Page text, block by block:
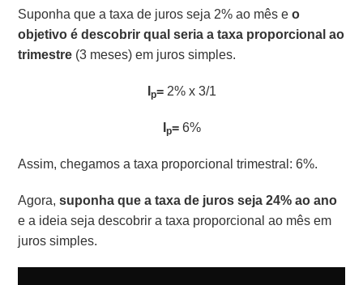
Suponha que a taxa de juros seja 2% ao mês eo
objetivo é descobrir qual seria a taxa proporcional ao
trimestre (3 meses) em juros simples.
Ip=2% x 3/1
Ip=6%
Assim, chegamos a taxa proporcional trimestral: 6%.
Agora,suponha que a taxa de juros seja 24% ao ano
e a ideia seja descobrir a taxa proporcional ao mês em
juros simples.